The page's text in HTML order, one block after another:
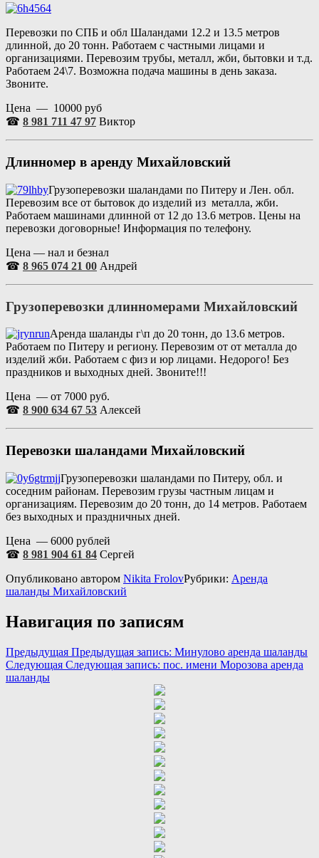
Перевозки по СПБ и обл Шаландами 12.2 и 13.5 метров
длинной, до 20 тонн. Работаем с частными лицами и
организациями. Перевозим трубы, металл, жби, бытовки и т.д.
Работаем 24\7. Возможна подача машины в день заказа.
Звоните.
Цена — 10000 руб
☎ 8 981 711 47 97 Виктор
Длинномер в аренду Михайловский
Грузоперевозки шаландами по Питеру и Лен. обл.
Перевозим все от бытовок до изделий из металла, жби.
Работаем машинами длинной от 12 до 13.6 метров. Цены на
перевозки договорные! Информация по телефону.
Цена — нал и безнал
☎ 8 965 074 21 00 Андрей
Грузоперевозки длинномерами Михайловский
Аренда шаланды г\п до 20 тонн, до 13.6 метров.
Работаем по Питеру и региону. Перевозим от от металла до
изделий жби. Работаем с физ и юр лицами. Недорого! Без
праздников и выходных дней. Звоните!!!
Цена — от 7000 руб.
☎ 8 900 634 67 53 Алексей
Перевозки шаландами Михайловский
Грузоперевозки шаландами по Питеру, обл. и
соседним районам. Перевозим грузы частным лицам и
организациям. Перевозим до 20 тонн, до 14 метров. Работаем
без выходных и праздничных дней.
Цена — 6000 рублей
☎ 8 981 904 61 84 Сергей
Опубликовано автором Nikita FrolovРубрики: Аренда
шаланды Михайловский
Навигация по записям
Предыдущая Предыдущая запись: Минулово аренда шаланды
Следующая Следующая запись: пос. имени Морозова аренда
шаланды